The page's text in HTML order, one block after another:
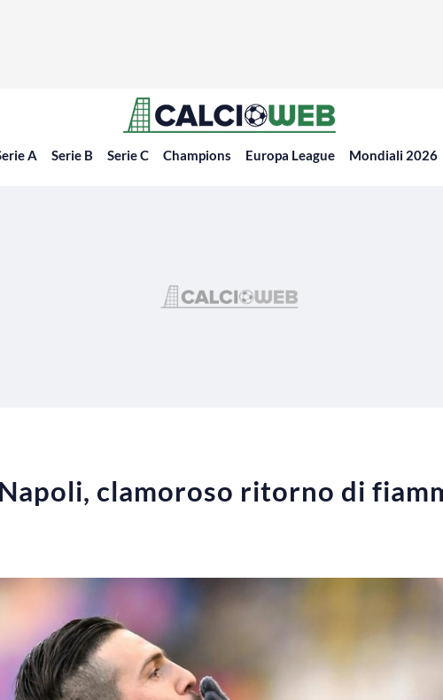
A Serie B Serie C Champions Europa League Mondiali 2026
clamoroso ritorno di